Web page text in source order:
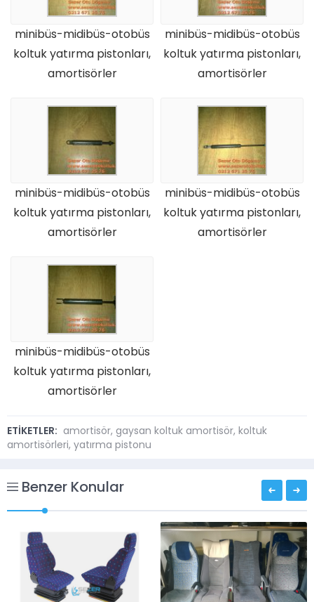
minibüs-midibüs-otobüs
koltuk yatırma pistonları,
amortisörler
minibüs-midibüs-otobüs
koltuk yatırma pistonları,
amortisörler
minibüs-midibüs-otobüs
koltuk yatırma pistonları,
amortisörler
minibüs-midibüs-otobüs
koltuk yatırma pistonları,
amortisörler
minibüs-midibüs-otobüs
koltuk yatırma pistonları,
amortisörler
ETİKETLER: amortisör, gaysan koltuk amortisör, koltuk
amortisörleri, yatırma pistonu
Benzer Konular